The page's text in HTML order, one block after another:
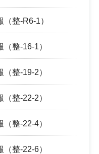
整-R6-1）
整-16-1）
整-19-2）
整-22-2）
整-22-4）
整-22-6）